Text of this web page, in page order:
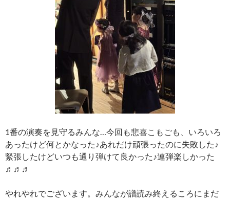
1番の演奏を見守るみんな…今回も悲喜こもごも、いろいろ
あったけど何とかなった♪あれだけ頑張ったのに失敗した♪
緊張したけどいつも通り弾けて良かった♪連弾楽しかった
♬♬♬
やれやれでございます。みんなが譜読み終えるころにまだ